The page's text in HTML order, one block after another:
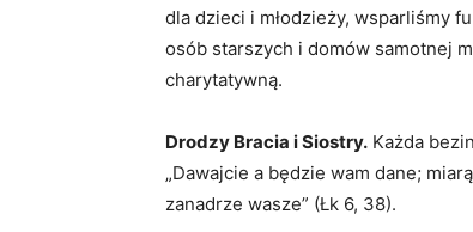
dla dzieci i młodzieży, wsparliśmy
osób starszych i domów samotnej
charytatywną.
Drodzy Bracia i Siostry. Każda
„Dawajcie a będzie wam dane;
zanadrze wasze” (Łk 6, 38).